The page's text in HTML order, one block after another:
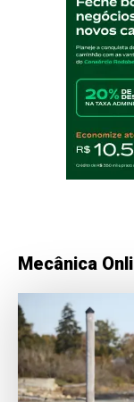
Mecânica